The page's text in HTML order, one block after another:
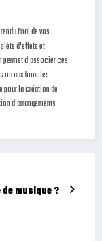
final de vos
d'effets et
permet d'associer ces
ou aux boucles
la création de
d'arrangements
musique ?